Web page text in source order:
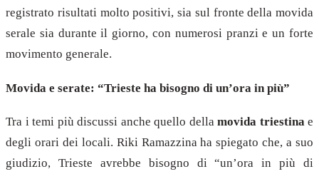
registrato risultati molto positivi, sia sul fronte della movida
serale sia durante il giorno, con numerosi pranzi e un forte
movimento generale.
Movida e serate: “Trieste ha bisogno di un’ora in più”
Tra i temi più discussi anche quello della movida triestinae
degli orari dei locali. Riki Ramazzina ha spiegato che, a suo
giudizio, Trieste avrebbe bisogno di “un’ora in più di